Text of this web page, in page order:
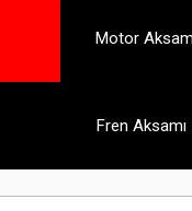
Motor
Fren Aksamı